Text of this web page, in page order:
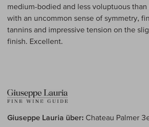
medium-bodied and less voluptuous
with an uncommon sense of symmetry,
tannins and impressive tension on the
finish. Excellent.
Giuseppe Lauria über: Chateau Palmer